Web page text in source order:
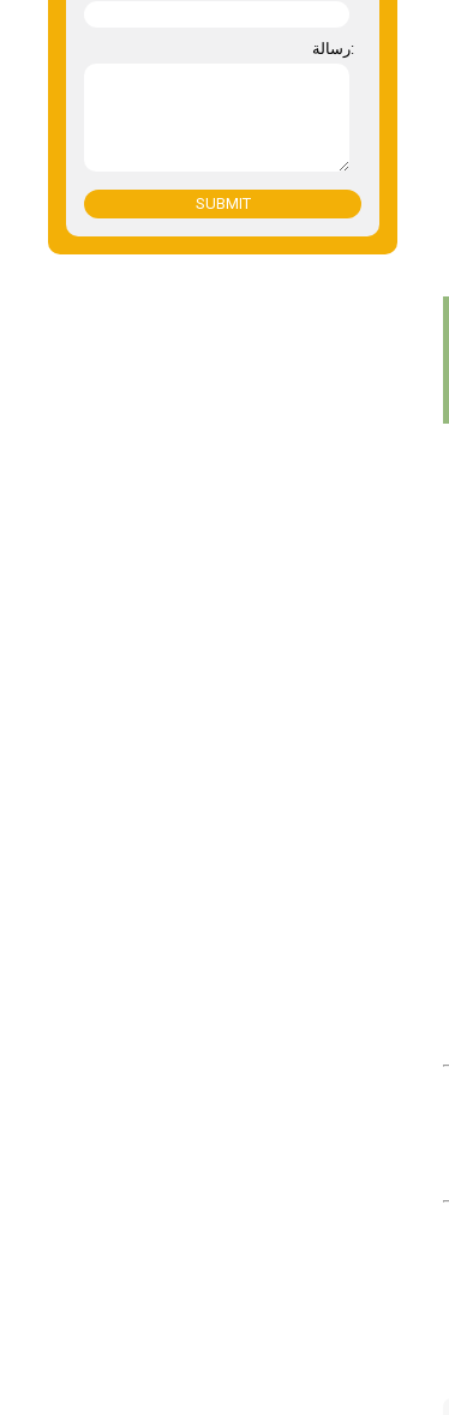
رسالة:
SUBMIT